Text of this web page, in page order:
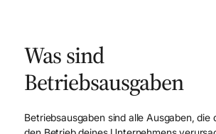
Was sind
Betriebsausgaben
Betriebsausgaben sind alle Ausgaben, die